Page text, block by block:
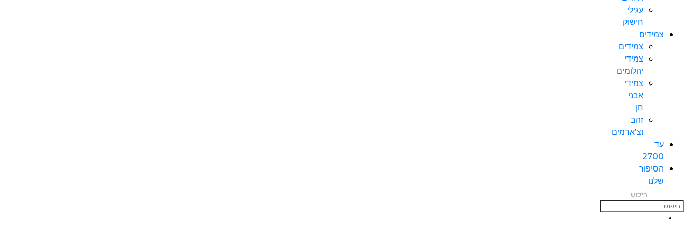
עגילי
חישוק
צמידים
צמידים
צמידי
יהלומים
צמידי
אבני
חן
זהב
וצ’ארמים
עד
2700
הסיפור
שלנו
חיפוש